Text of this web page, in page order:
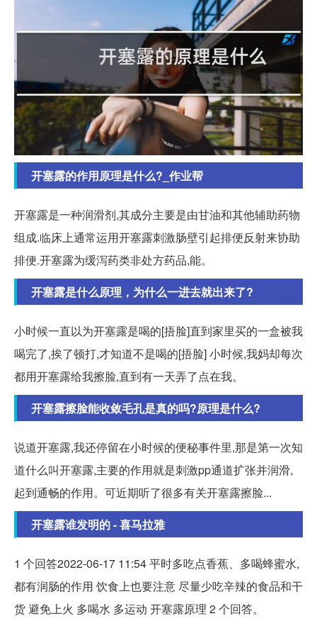
开塞露的作用原理是什么?_作业帮
开塞露是一种润滑剂,其成分主要是由甘油和其他辅助药物
组成.临床上通常运用开塞露刺激肠壁引起排便反射来协助
排便.开塞露为缓泻药类非处方药品,能。
开塞露是什么原理，为什么一进去就出来了?
小时候一直以为开塞露是喝的[捂脸]直到家里买的一盒被我
喝完了,挨了顿打,才知道不是喝的[捂脸] 小时候,我妈却每次
都用开塞露给我擦脸,直到有一天弄了点在我。
开塞露擦脸能收敛毛孔是真的吗?原理是什么?
说道开塞露,我还停留在小时候的便秘事件里,那是第一次知
道什么叫开塞露,主要的作用就是刺激pp通道扩张并润滑,
起到通畅的作用。可近期听了很多有关开塞露擦脸...
开塞露谁发明的 - 喜马拉雅
1 个回答2022-06-17 11:54 平时多吃点香蕉、多喝蜂蜜水,
都有润肠的作用 饮食上也要注意 尽量少吃辛辣的食品和干
货 避免上火 多喝水 多运动 开塞露原理 2 个回答。